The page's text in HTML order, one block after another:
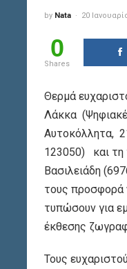
by Nata 20
0
Shares
Θερμά
Λάκκα
Αυτοκόλλητα,
123050) και τη
Βασιλειάδη
τους προσφορά
τυπώσουν για
έκθεσης
Τους